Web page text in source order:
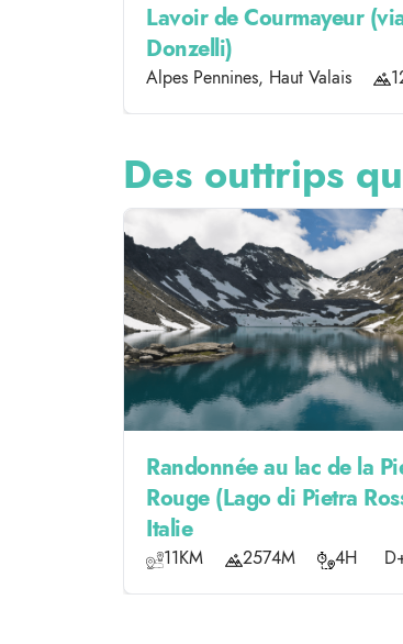
Lavoir de Courmayeur
Donzelli)
Alpes Pennines, Haut Valais
Des outtrips
Randonnée au lac de la
Rouge (Lago di Pietra
Italie
11KM 2574M 4H